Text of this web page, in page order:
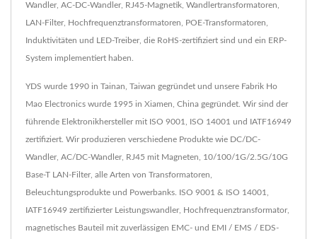
Wandler, AC-DC-Wandler, RJ45-Magnetik, Wandlertransformatoren,
LAN-Filter, Hochfrequenztransformatoren, POE-Transformatoren,
Induktivitäten und LED-Treiber, die RoHS-zertifiziert sind und ein ERP-
System implementiert haben.
YDS wurde 1990 in Tainan, Taiwan gegründet und unsere Fabrik Ho
Mao Electronics wurde 1995 in Xiamen, China gegründet. Wir sind der
führende Elektronikhersteller mit ISO 9001, ISO 14001 und IATF16949
zertifiziert. Wir produzieren verschiedene Produkte wie DC/DC-
Wandler, AC/DC-Wandler, RJ45 mit Magneten, 10/100/1G/2.5G/10G
Base-T LAN-Filter, alle Arten von Transformatoren,
Beleuchtungsprodukte und Powerbanks. ISO 9001 & ISO 14001,
IATF16949 zertifizierter Leistungswandler, Hochfrequenztransformator,
magnetisches Bauteil mit zuverlässigen EMC- und EMI / EMS / EDS-